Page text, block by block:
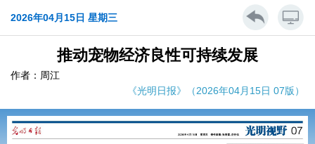
2026年04月15日 星期三
推动宠物经济良性可持续发展
作者：周江
《光明日报》（2026年04月15日 07版）